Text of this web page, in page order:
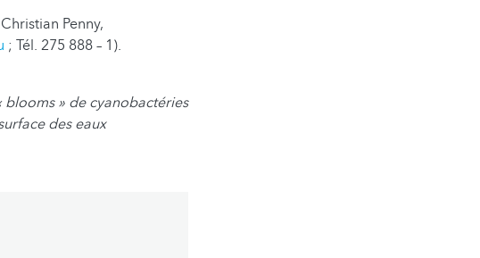
Penny,
; Tél. 275 888 – 1).
blooms » de cyanobactéries
des eaux